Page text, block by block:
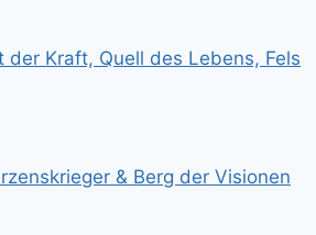
der Kraft, Quell des Lebens, Fels
& Berg der Visionen